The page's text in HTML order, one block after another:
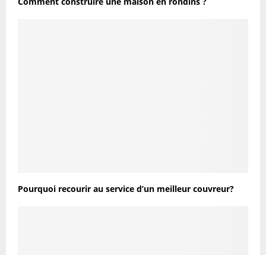
Pourquoi recourir au service d’un meilleur couvreur?